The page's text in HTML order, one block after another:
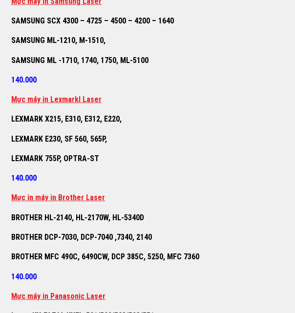
SAMSUNG SCX 4300 – 4725 – 4500 – 4200 – 1640
SAMSUNG ML-1210, M-1510,
SAMSUNG ML -1710, 1740, 1750, ML-5100
140.000
Mực máy in Lexmarkl Laser
LEXMARK X215, E310, E312, E220,
LEXMARK E230, SF 560, 565P,
LEXMARK 755P, OPTRA-ST
140.000
Mực in máy in Brother Laser
BROTHER HL-2140, HL-2170W, HL-5340D
BROTHER DCP-7030, DCP-7040 ,7340, 2140
BROTHER MFC 490C, 6490CW, DCP 385C, 5250, MFC 7360
140.000
Mực máy in Panasonic Laser